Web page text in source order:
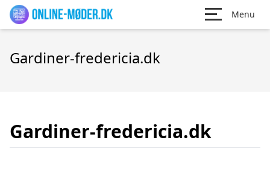
Menu
Gardiner-fredericia.dk
Gardiner-fredericia.dk